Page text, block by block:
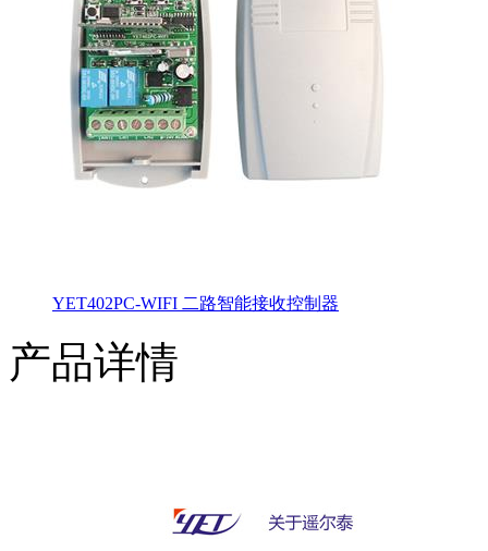
YET402PC-WIFI 二路智能接收控制器
产品详情